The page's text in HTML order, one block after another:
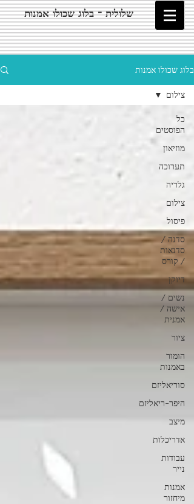
שלולית - בלוג שכולו אמנות
בלוג שכולו אמנות
כל
הפוסטים
מוזיאון
תערוכה
גלריה
צילום
פיסול
סדנה /
סדנאות
/ קורס
דיוקן
נשים /
אישה /
אמנית
ציור
הומור
באמנות
סוריאליזם
היפר-ריאליזם
מיצב
אדריכלות
עבודות
נייר
אמנות
מיחזור
צילום